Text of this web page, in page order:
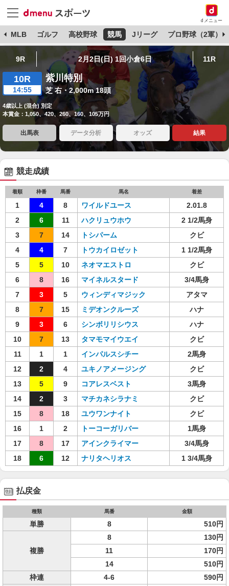
dメニュー
MLB ゴルフ 高校野球 競馬 Jリーグ プロ野球（2軍）
9R 2月2日(日) 1回小倉6日 11R
10R
14:55
紫川特別
芝 右・2,000m 18頭
4歳以上 (混合) 別定
本賞金：1,050、420、260、160、105万円
出馬表 データ分析 オッズ 結果
競走成績
着順 枠番 馬番 馬名 着差
1 4 8 ワイルドユース
2.01.8
2
6 11 ハクリュウホウ
2 1/2馬身
3
7 14 トシパーム
クビ
4
4 7 トウカイロゼット
1 1/2馬身
5
5 10 ネオマエストロ
クビ
6
8 16 マイネルスタード
3/4馬身
7
3 5 ウィンディマジック
アタマ
8
7 15 ミデオンクルーズ
ハナ
9
3 6 シンボリリシウス
ハナ
10
7 13 タマモマイウエイ
クビ
11
1 1 インパルスシチー
2馬身
12
2 4 ユキノアメージング
クビ
13
5 9 コアレスベスト
3馬身
14
2 3 マチカネシラナミ
クビ
15
8 18 ユウワンナイト
クビ
16
1 2 トーコーガリバー
1馬身
17
8 17 アインクライマー
3/4馬身
18
6 12 ナリタヘリオス 1 3/4馬身
払戻金
種類 馬番 金額
単勝 8 510円
複勝
8
130円
11
170円
14
510円
枠連
4-6
590円